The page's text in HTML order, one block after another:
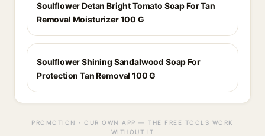
Soulflower Detan Bright Tomato Soap For Tan
Removal Moisturizer 100 G
Soulflower Shining Sandalwood Soap For
Protection Tan Removal 100 G
PROMOTION · OUR OWN APP — THE FREE TOOLS WORK
WITHOUT IT